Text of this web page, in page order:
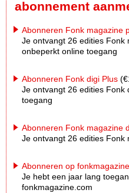
abonnement
Abonneren Fonk magazine
Je ontvangt 26 edities Fonk
onbeperkt online toegang
Abonneren Fonk digi Plus
Je ontvangt 26 edities Fonk
toegang
Abonneren Fonk magazine
Je ontvangt 26 edities Fonk
Abonneren op
Je hebt een jaar lang
fonkmagazine.com